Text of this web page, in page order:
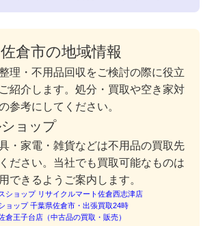
佐倉市の地域情報
理・不用品回収をご検討の際に役立
紹介します。処分・買取や空き家対
参考にしてください。
ョップ
・家電・雑貨などは不用品の買取先
ださい。当社でも買取可能なものは
できるようご案内します。
ショップ リサイクルマート佐倉西志津店
ョップ 千葉県佐倉市・出張買取24時
倉王子台店（中古品の買取・販売）